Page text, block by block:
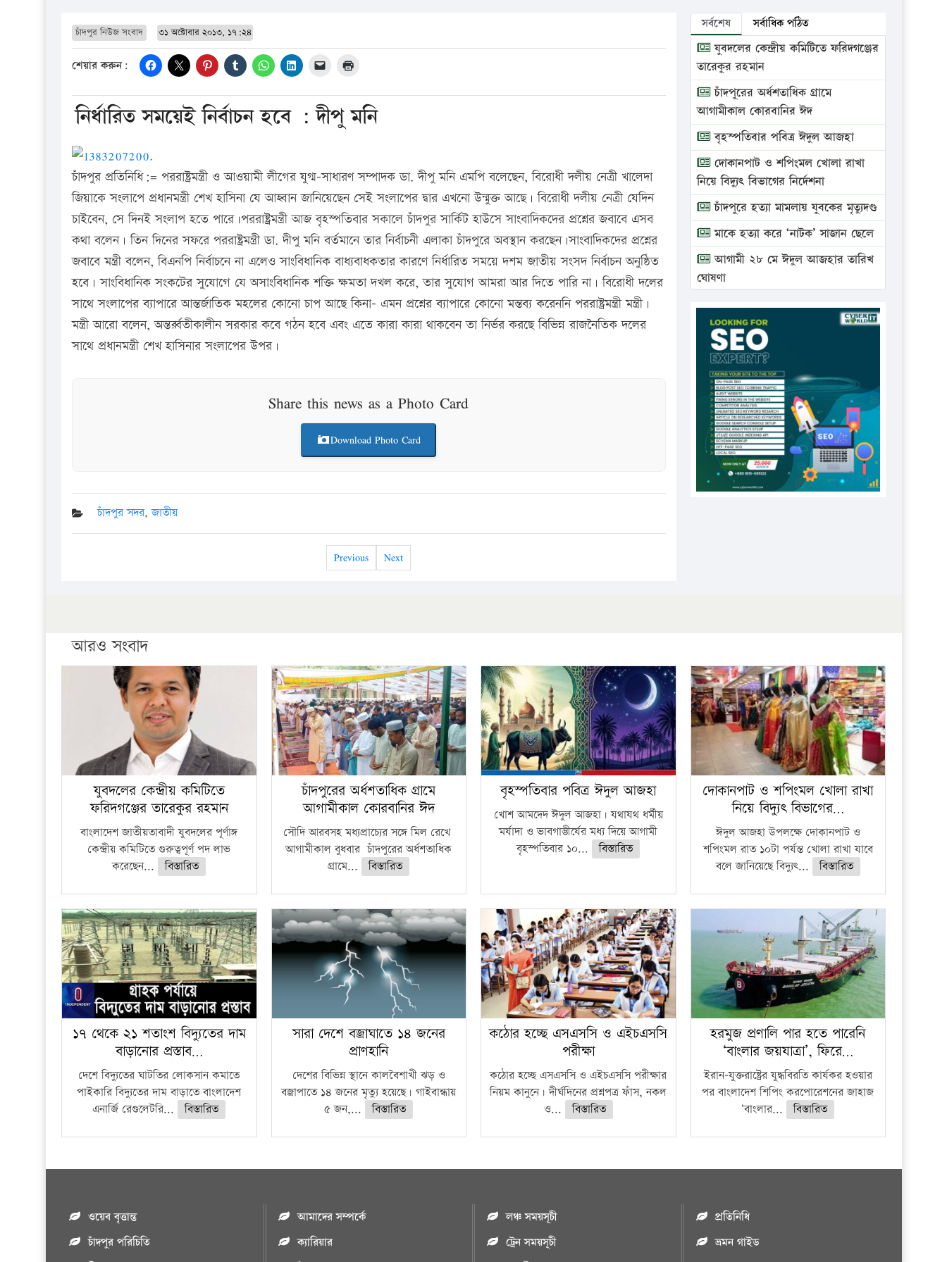
চাঁদপুর নিউজ সংবাদ ৩১ অক্টোবার ২০১৩, ১৭:২৪
শেয়ার করুন:
নির্ধারিত সময়েই নির্বাচন হবে : দীপু মনি
চাঁদপুর প্রতিনিধি:= পররাষ্ট্রমন্ত্রী ও আওয়ামী লীগের যুগ্ম-সাধারণ সম্পাদক ডা. দীপু মনি এমপি বলেছেন, বিরোধী দলীয় নেত্রী খালেদা
জিয়াকে সংলাপে প্রধানমন্ত্রী শেখ হাসিনা যে আহ্বান জানিয়েছেন সেই সংলাপের দ্বার এখনো উন্মুক্ত আছে। বিরোধী দলীয় নেত্রী যেদিন
চাইবেন, সে দিনই সংলাপ হতে পারে।পররাষ্ট্রমন্ত্রী আজ বৃহস্পতিবার সকালে চাঁদপুর সার্কিট হাউসে সাংবাদিকদের প্রশ্নের জবাবে এসব
কথা বলেন। তিন দিনের সফরে পররাষ্ট্রমন্ত্রী ডা. দীপু মনি বর্তমানে তার নির্বাচনী এলাকা চাঁদপুরে অবস্থান করছেন।সাংবাদিকদের প্রশ্নের
জবাবে মন্ত্রী বলেন, বিএনপি নির্বাচনে না এলেও সাংবিধানিক বাধ্যবাধকতার কারণে নির্ধারিত সময়ে দশম জাতীয় সংসদ নির্বাচন অনুষ্ঠিত
হবে। সাংবিধানিক সংকটের সুযোগে যে অসাংবিধানিক শক্তি ক্ষমতা দখল করে, তার সুযোগ আমরা আর দিতে পারি না। বিরোধী দলের
সাথে সংলাপের ব্যাপারে আন্তর্জাতিক মহলের কোনো চাপ আছে কিনা- এমন প্রশ্নের ব্যাপারে কোনো মন্তব্য করেননি পররাষ্ট্রমন্ত্রী মন্ত্রী।
মন্ত্রী আরো বলেন, অন্তর্র্বতীকালীন সরকার কবে গঠন হবে এবং এতে কারা কারা থাকবেন তা নির্ভর করছে বিভিন্ন রাজনৈতিক দলের
সাথে প্রধানমন্ত্রী শেখ হাসিনার সংলাপের উপর।
Share this news as a Photo Card
Download Photo Card
চাঁদপুর সদর,জাতীয়
Previous Next
সর্বশেষ সর্বাধিক পঠিত
যুবদলের কেন্দ্রীয় কমিটিতে ফরিদগঞ্জের
তারেকুর রহমান
চাঁদপুরের অর্ধশতাধিক গ্রামে
আগামীকাল কোরবানির ঈদ
বৃহস্পতিবার পবিত্র ঈদুল আজহা
দোকানপাট ও শপিংমল খোলা রাখা
নিয়ে বিদ্যুৎ বিভাগের নির্দেশনা
চাঁদপুরে হত্যা মামলায় যুবকের মৃত্যুদণ্ড
মাকে হত্যা করে ‘নাটক’ সাজান ছেলে
আগামী ২৮ মে ঈদুল আজহার তারিখ
ঘোষণা
ভ্রাম্যমাণ আদালতে দুইটি প্রতিষ্ঠানকে
প্রতিষ্ঠানকে ৪০হাজার টাকা জরিমানা।
এবার লঞ্চের ভাড়া বাড়ল
১৭ থেকে ২১ শতাংশ বিদ্যুতের দাম
বাড়ানোর প্রস্তাব পিডিবির
১৬ মে চাঁদপুর ও ২৫ মে ফেনী সফরে
যাবেন প্রধানমন্ত্রী
উচ্চশিক্ষায় গৌরবময় অর্জন: পূর্ণ
স্কলারশিপে যুক্তরাষ্ট্রে পিএইচডি করছেন
আরও সংবাদ
যুবদলের কেন্দ্রীয় কমিটিতে
ফরিদগঞ্জের তারেকুর রহমান
বাংলাদেশ জাতীয়তাবাদী যুবদলের পূর্ণাঙ্গ
কেন্দ্রীয় কমিটিতে গুরুত্বপূর্ণ পদ লাভ
করেছেন...
বিস্তারিত
চাঁদপুরের অর্ধশতাধিক গ্রামে
আগামীকাল কোরবানির ঈদ
সৌদি আরবসহ মধ্যপ্রাচ্যের সঙ্গে মিল রেখে
আগামীকাল বুধবার চাঁদপুরের অর্ধশতাধিক
গ্রামে...
বিস্তারিত
বৃহস্পতিবার পবিত্র ঈদুল আজহা
খোশ আমদেদ ঈদুল আজহা। যথাযথ ধর্মীয়
মর্যাদা ও ভাবগাম্ভীর্যের মধ্য দিয়ে আগামী
বৃহস্পতিবার ১০...
বিস্তারিত
দোকানপাট ও শপিংমল খোলা রাখা
নিয়ে বিদ্যুৎ বিভাগের…
ঈদুল আজহা উপলক্ষে দোকানপাট ও
শপিংমল রাত ১০টা পর্যন্ত খোলা রাখা যাবে
বলে জানিয়েছে বিদ্যুৎ...
বিস্তারিত
১৭ থেকে ২১ শতাংশ বিদ্যুতের দাম
বাড়ানোর প্রস্তাব…
দেশে বিদ্যুতের ঘাটতির লোকসান কমাতে
পাইকারি বিদ্যুতের দাম বাড়াতে বাংলাদেশ
এনার্জি রেগুলেটরি...
বিস্তারিত
সারা দেশে বজ্রাঘাতে ১৪ জনের
প্রাণহানি
দেশের বিভিন্ন স্থানে কালবৈশাখী ঝড় ও
বজ্রাপাতে ১৪ জনের মৃত্যু হয়েছে। গাইবান্ধায়
৫ জন,...
বিস্তারিত
কঠোর হচ্ছে এসএসসি ও এইচএসসি
পরীক্ষা
কঠোর হচ্ছে এসএসসি ও এইচএসসি পরীক্ষার
নিয়ম কানুনে। দীর্ঘদিনের প্রশ্নপত্র ফাঁস, নকল
ও...
বিস্তারিত
হরমুজ প্রণালি পার হতে পারেনি
‘বাংলার জয়যাত্রা’, ফিরে…
ইরান-যুক্তরাষ্ট্রের যুদ্ধবিরতি কার্যকর হওয়ার
পর বাংলাদেশ শিপিং করপোরেশনের জাহাজ
‘বাংলার...
বিস্তারিত
ওয়েব বৃত্তান্ত
চাঁদপুর পরিচিতি
আমাদের সম্পর্কে
ক্যারিয়ার
লঞ্চ সময়সূচী
ট্রেন সময়সূচী
প্রতিনিধি
ভ্রমন গাইড